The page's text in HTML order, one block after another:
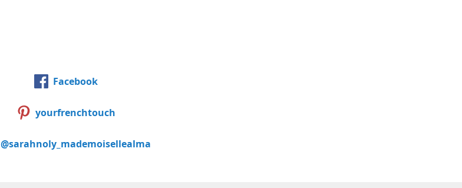
Facebook
yourfrenchtouch
@sarahnoly_mademoisellealma